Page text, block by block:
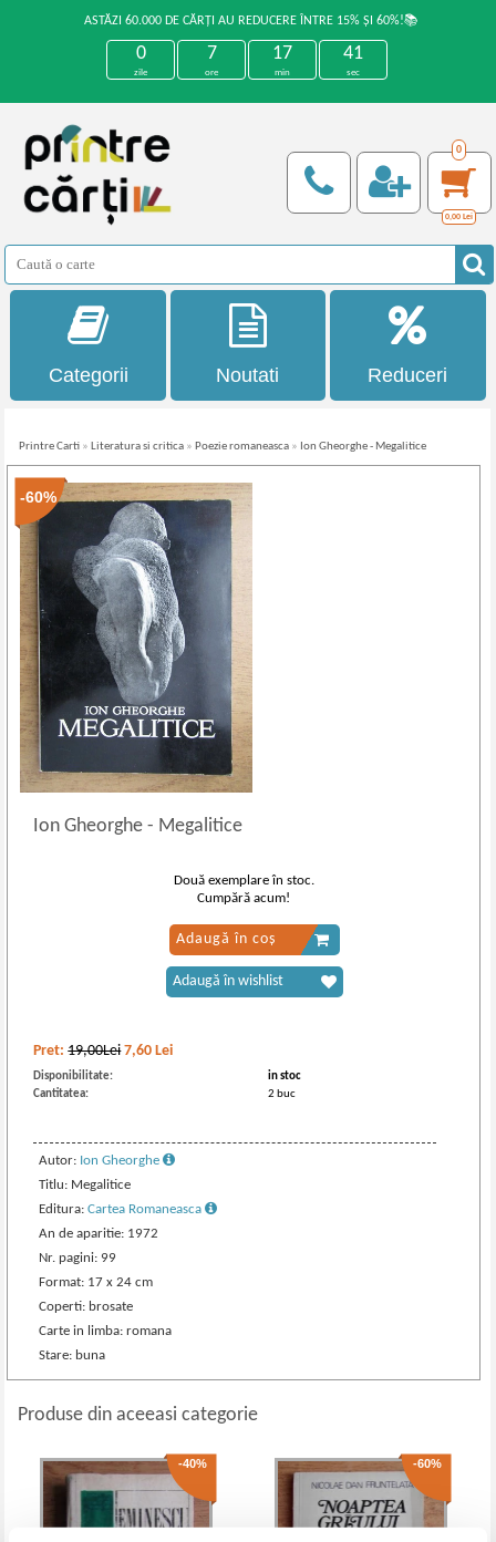
ASTĂZI 60.000 DE CĂRȚI AU REDUCERE ÎNTRE 15% ȘI 60%!📚
0
zile
7
ore
17
min
41
sec
0
0,00 Lei
Categorii Noutati Reduceri
Printre Carti » Literatura si critica » Poezie romaneasca » Ion Gheorghe - Megalitice
-60%
Ion Gheorghe- Megalitice
Pret:19,00Lei 7,60 Lei
Disponibilitate:
in stoc
Cantitatea:
2 buc
Autor: Ion Gheorghe
Titlu: Megalitice
Editura:Cartea Romaneasca
An de aparitie: 1972
Nr. pagini: 99
Format: 17 x 24 cm
Coperti: brosate
Carte in limba: romana
Stare: buna
Două exemplare în stoc.
Cumpără acum!
Adaugă în coș
Adaugă în wishlist
Produse din aceeasi categorie
-40% -60%